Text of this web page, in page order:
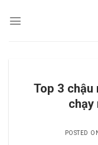
Top 3 chậu
chạy
POSTED